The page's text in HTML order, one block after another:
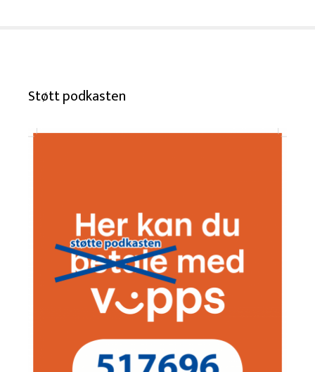
Støtt podkasten